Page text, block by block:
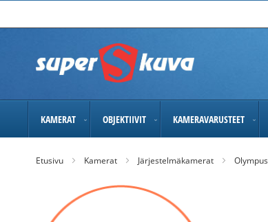
to
KAMERAT OBJEKTIIVIT KAMERAVARUSTEET
Etusivu Kamerat Järjestelmäkamerat Olympus